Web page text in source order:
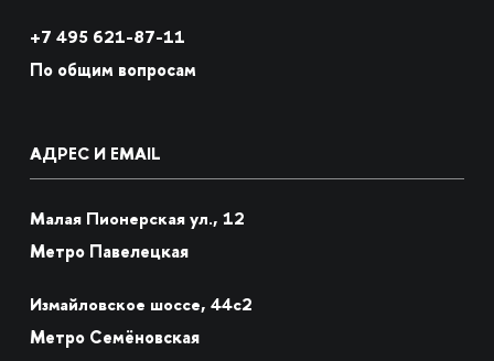
+7 495 621-87-11
По общим вопросам
АДРЕС И EMAIL
Малая Пионерская ул., 12
Метро Павелецкая
Измайловское шоссе, 44с2
Метро Семёновская